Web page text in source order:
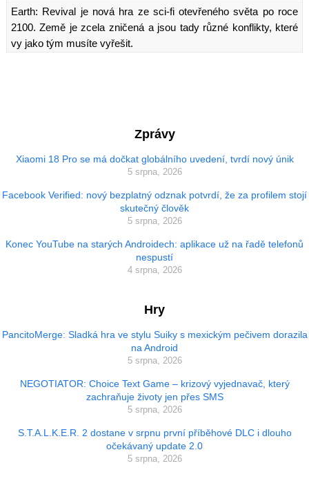
Earth: Revival je nová hra ze sci-fi otevřeného světa po roce
2100. Země je zcela zničená a jsou tady různé konflikty, které
vy jako tým musíte vyřešit.
Zprávy
Xiaomi 18 Pro se má dočkat globálního uvedení, tvrdí nový únik
5 srpna, 2026
Facebook Verified: nový bezplatný odznak potvrdí, že za profilem stojí
skutečný člověk
5 srpna, 2026
Konec YouTube na starých Androidech: aplikace už na řadě telefonů
nespustí
4 srpna, 2026
Hry
PancitoMerge: Sladká hra ve stylu Suiky s mexickým pečivem dorazila
na Android
5 srpna, 2026
NEGOTIATOR: Choice Text Game – krizový vyjednavač, který
zachraňuje životy jen přes SMS
5 srpna, 2026
S.T.A.L.K.E.R. 2 dostane v srpnu první příběhové DLC i dlouho
očekávaný update 2.0
5 srpna, 2026